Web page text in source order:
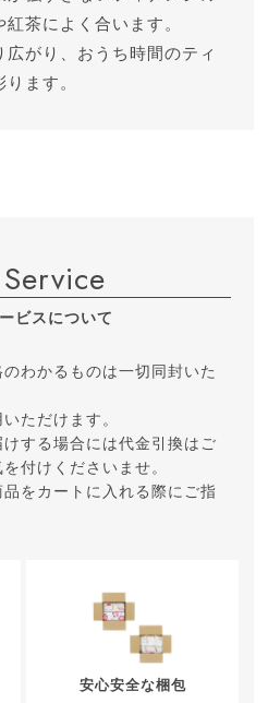
茶によく合います。
がり、おうち時間のティ
ます。
ビスについて
わかるものは一切同封いた
ただけます。
する場合には代金引換はご
付けくださいませ。
をカートに入れる際にご指
安心安全な梱包